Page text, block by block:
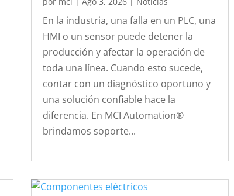
En la industria, una falla en un PLC, una
HMI o un sensor puede detener la
producción y afectar la operación de
toda una línea. Cuando esto sucede,
contar con un diagnóstico oportuno y
una solución confiable hace la
diferencia. En MCI Automation®
brindamos soporte...